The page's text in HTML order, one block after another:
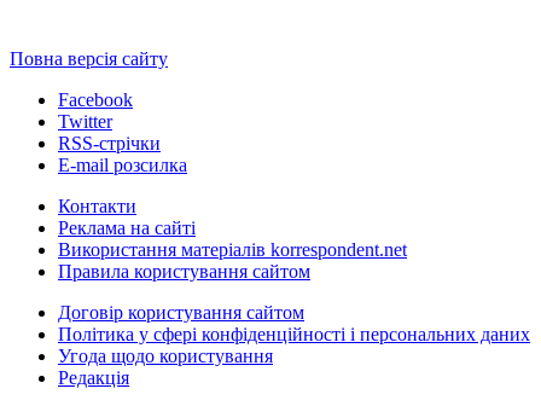
Повна версія сайту
Facebook
Twitter
RSS-стрічки
E-mail розсилка
Контакти
Реклама на сайті
Використання матеріалів korrespondent.net
Правила користування сайтом
Договір користування сайтом
Політика у сфері конфіденційності і персональних даних
Угода щодо користування
Редакція